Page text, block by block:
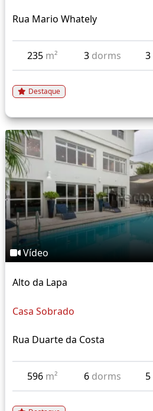
Rua Mario Whately
235 m² 3 dorms 3
Destaque
Vídeo
Alto da Lapa
Casa Sobrado
Rua Duarte da Costa
596 m² 6 dorms 5